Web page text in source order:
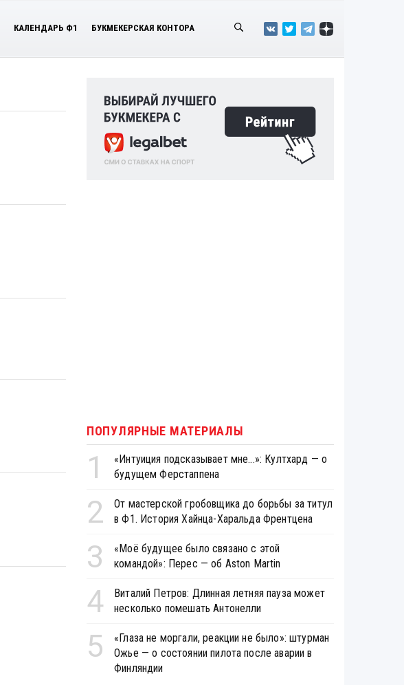
КАЛЕНДАРЬ Ф1 БУКМЕКЕРСКАЯ КОНТОРА
ПОПУЛЯРНЫЕ МАТЕРИАЛЫ
1
«Интуиция подсказывает мне...»: Култхард — о
будущем Ферстаппена
2
От мастерской гробовщика до борьбы за титул
в Ф1. История Хайнца-Харальда Френтцена
3
«Моё будущее было связано с этой
командой»: Перес — об Aston Martin
4
Виталий Петров: Длинная летняя пауза может
несколько помешать Антонелли
5
«Глаза не моргали, реакции не было»: штурман
Ожье — о состоянии пилота после аварии в
Финляндии